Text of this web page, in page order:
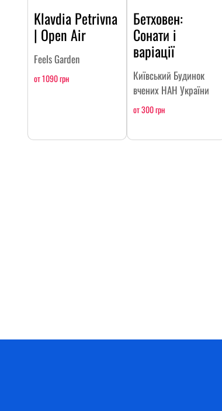
Klavdia Petrivna
| Open Air
Feels Garden
от 1090 грн
Бетховен:
Сонати і
варіації
Київський Будинок
вчених НАН України
от 300 грн